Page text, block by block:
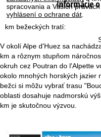
spracovania a Vašich
vyhlásení o ochrane dát
v
n
s
t
á
Informácie
km bežeckých tratí:
V okolí Alpe d'Huez sa
km a rôznym stupňom
okruh cez Poutran do l'Alpette
okolo mnohých horských jazier
bežci si môžu vybrať trasu
oblasti dosahuje nadmorskú
km je skutočnou výzvou.